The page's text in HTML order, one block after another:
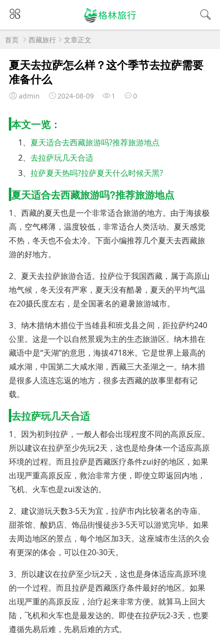
首页 西藏旅行 文章正文
夏天去拉萨怎么样？这个季节去拉萨需要
准备什么
admin 2024-08-09 1 0
本文一览：
1、 夏天适合去西藏旅游吗?推荐旅游地点
2、去拉萨玩几天合适
3、拉萨夏天热吗?拉萨夏天什么时候天黑?
夏天适合去西藏旅游吗?推荐旅游地点
1、西藏的夏天也是一个非常适合旅游的地方。由于海拔极
高，空气稀薄，温度较低，非常适合人类活动。夏天感觉
不热，冬天也不会太冷。下面小编推荐几个夏天去西藏旅
游的好地方。
2、夏天去拉萨旅游合适。拉萨位于我国西藏，属于高原山
地气候，冬天没有严寒，夏天没有酷暑，夏天的平均气温
在20摄氏度左右，是全国著名的避暑旅游城市。
3、纳木措纳木措位于当雄县和班戈县之间，距拉萨约240
公里。这是一个以自然景观为主的生态旅游区。纳木措在
藏语中是“天湖”的意思，海拔4718米。它是世界上最高的
咸水湖，中国第二大咸水湖，西藏三大圣湖之一。纳木措
是很多人流连忘返的地方，很多去西藏的故事里都有记
载。
去拉萨玩几天合适
1、因为初到拉萨，一般人都会出现程度不同的高原反应。
所以建议在拉萨至少先玩2天，这也是给身体一个适应高原
环境的过程。而且拉萨是西藏医疗条件zui好的地区，如果
出现严重高原反应，救治非常方便，即使立即返回内地，
飞机、火车也是zui发达的。
2、建议游玩天数3-5天为宜，拉萨市内比较著名的寺庙、
甜茶馆、酸奶店、饰品街慢徒步3-5天可以游览完毕。如果
去周边地区的景点，每个地区加3天。这座城市生活的久会
有更深的体会，可以住20-30天。
3、所以建议在拉萨至少玩2天，这也是身体适应高原环境
的一个过程。而且拉萨是西藏医疗条件最好的地区。如果
出现严重的高原反应，治疗起来非常方便。就算马上回大
陆，飞机和火车也是最发达的。即使在拉萨玩2-3天，也要
遵循先易后难，先易后难的方式。